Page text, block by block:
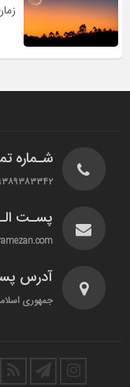
شـماره
پسـت
آدرس
جمهوری